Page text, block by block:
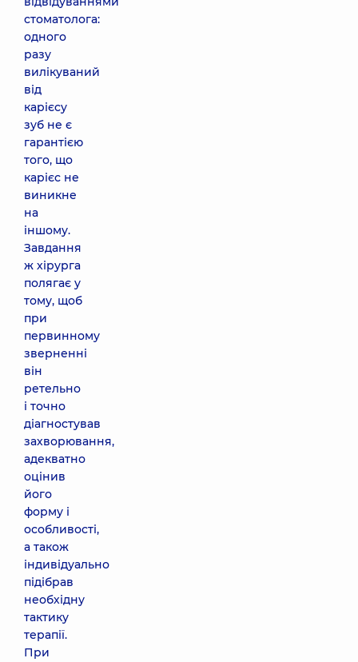
стоматолога:
одного
разу
вилікуваний
від
карієсу
зуб не є
гарантією
того, що
карієс не
виникне
на
іншому.
Завдання
ж хірурга
полягає у
тому, щоб
при
первинному
зверненні
він
ретельно
і точно
діагностував
захворювання,
адекватно
оцінив
його
форму і
особливості,
а також
індивідуально
підібрав
необхідну
тактику
терапії.
При